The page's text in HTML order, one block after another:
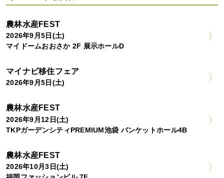
農林水産FEST
2026年9月5日(土)
マイドームおおさか 2F 展示ホールD
マイナビ移住フェア
2026年9月5日(土)
農林水産FEST
2026年9月12日(土)
TKPガーデンシティPREMIUM池袋 バンケットホール4B
農林水産FEST
2026年10月3日(土)